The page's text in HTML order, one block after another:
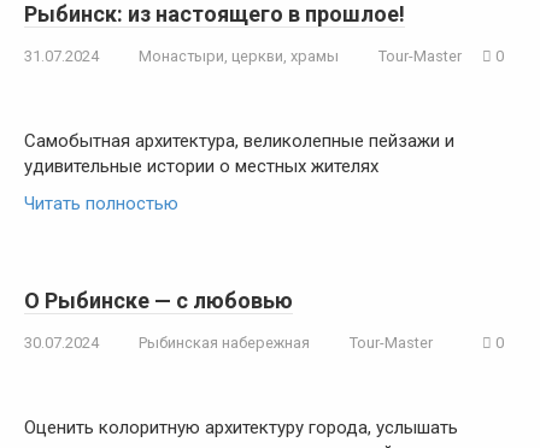
Рыбинск: из настоящего в прошлое!
31.07.2024 Монастыри, церкви, храмы Tour-Master 0
Самобытная архитектура, великолепные пейзажи и
удивительные истории о местных жителях
Читать полностью
О Рыбинске — с любовью
30.07.2024 Рыбинская набережная Tour-Master 0
Оценить колоритную архитектуру города, услышать